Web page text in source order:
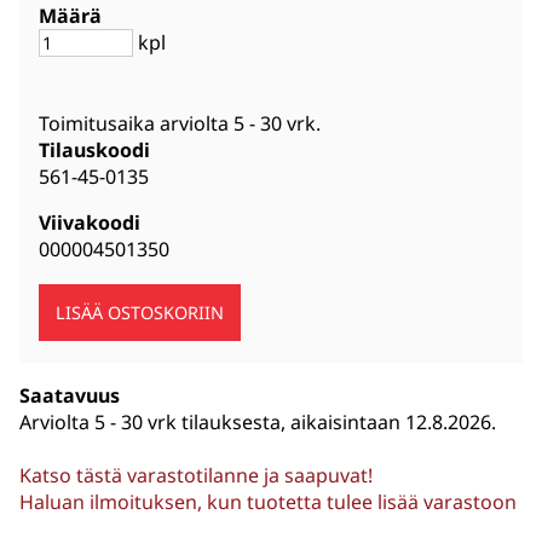
Määrä
kpl
Toimitusaika arviolta 5 - 30 vrk.
Tilauskoodi
561-45-0135
Viivakoodi
000004501350
Saatavuus
Arviolta 5 - 30 vrk tilauksesta, aikaisintaan 12.8.2026.
Katso tästä varastotilanne ja saapuvat!
Haluan ilmoituksen, kun tuotetta tulee lisää varastoon